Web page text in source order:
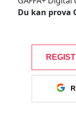
Du kan prova